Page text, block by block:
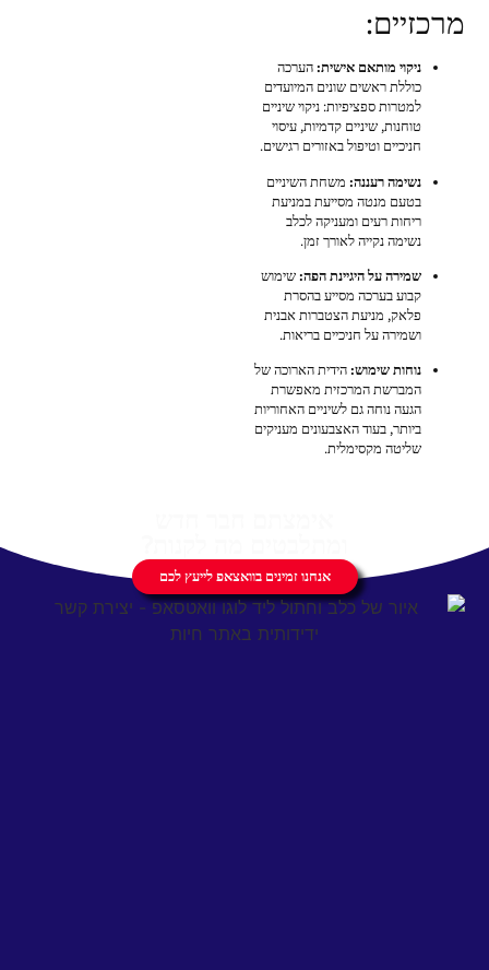
מרכזיים:
ניקוי מותאם אישית:הערכה
כוללת ראשים שונים המיועדים
למטרות ספציפיות: ניקוי שיניים
טוחנות, שיניים קדמיות, עיסוי
חניכיים וטיפול באזורים רגישים.
נשימה רעננה: משחת השיניים
בטעם מנטה מסייעת במניעת
ריחות רעים ומעניקה לכלב
נשימה נקייה לאורך זמן.
שמירה על היגיינת הפה:שימוש
קבוע בערכה מסייע בהסרת
פלאק, מניעת הצטברות אבנית
ושמירה על חניכיים בריאות.
נוחות שימוש:הידית הארוכה של
המברשת המרכזית מאפשרת
הגעה נוחה גם לשיניים האחוריות
ביותר, בעוד האצבעונים מעניקים
שליטה מקסימלית.
אנחנו זמינים בוואצאפ לייעץ לכם